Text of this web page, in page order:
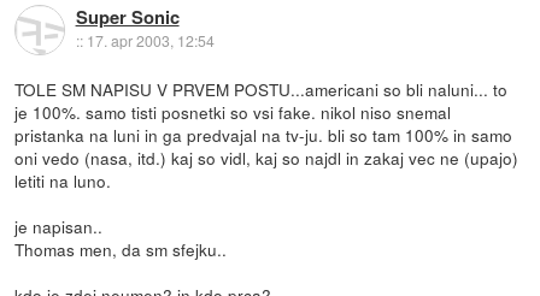
Super Sonic
:: 17. apr 2003, 12:54
TOLE SM NAPISU V PRVEM POSTU...americani so bli naluni... to
je 100%. samo tisti posnetki so vsi fake. nikol niso snemal
pristanka na luni in ga predvajal na tv-ju. bli so tam 100% in samo
oni vedo (nasa, itd.) kaj so vidl, kaj so najdl in zakaj vec ne (upajo)
letiti na luno.
je napisan..
Thomas men, da sm sfejku..